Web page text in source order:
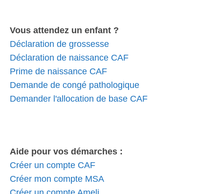
Vous attendez un enfant ?
Déclaration de grossesse
Déclaration de naissance CAF
Prime de naissance CAF
Demande de congé pathologique
Demander l'allocation de base CAF
Aide pour vos démarches :
Créer un compte CAF
Créer mon compte MSA